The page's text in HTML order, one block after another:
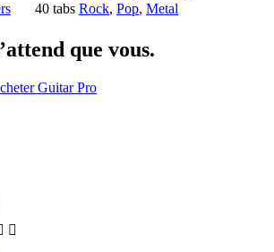
40 tabs Rock, Pop, Metal
que vous.
Guitar Pro
